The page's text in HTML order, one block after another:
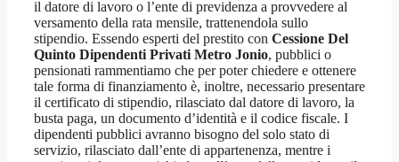
il datore di lavoro o l’ente di previdenza a provvedere al
versamento della rata mensile, trattenendola sullo
stipendio. Essendo esperti del prestito con Cessione Del
Quinto Dipendenti Privati Metro Jonio, pubblici o
pensionati rammentiamo che per poter chiedere e ottenere
tale forma di finanziamento è, inoltre, necessario presentare
il certificato di stipendio, rilasciato dal datore di lavoro, la
busta paga, un documento d’identità e il codice fiscale. I
dipendenti pubblici avranno bisogno del solo stato di
servizio, rilasciato dall’ente di appartenenza, mentre i